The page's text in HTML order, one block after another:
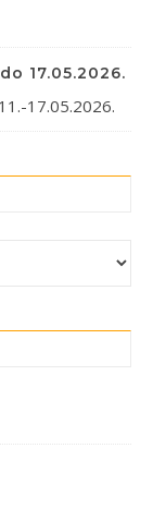
17.05.2026.
17.05.2026.